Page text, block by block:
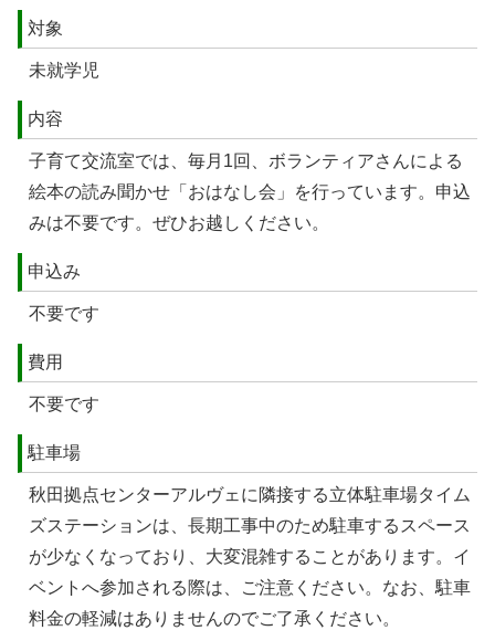
対象
未就学児
内容
子育て交流室では、毎月1回、ボランティアさんによる
絵本の読み聞かせ「おはなし会」を行っています。申込
みは不要です。ぜひお越しください。
申込み
不要です
費用
不要です
駐車場
秋田拠点センターアルヴェに隣接する立体駐車場タイム
ズステーションは、長期工事中のため駐車するスペース
が少なくなっており、大変混雑することがあります。イ
ベントへ参加される際は、ご注意ください。なお、駐車
料金の軽減はありませんのでご了承ください。